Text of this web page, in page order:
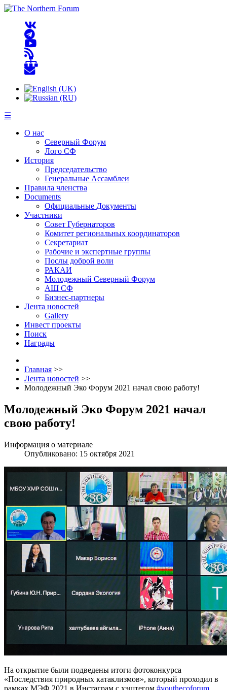
☰
О нас
Северный Форум
Лого СФ
История
Председательство
Генеральные Ассамблеи
Правила членства
Documents
Официальные Документы
Участники
Совет Губернаторов
Комитет региональных координаторов
Секретариат
Рабочие и экспертные группы
Послы доброй воли
РАКАИ
Молодежный Северный Форум
АШ СФ
Бизнес-партнеры
Лента новостей
Gallery
Инвест проекты
Поиск
Награды
Главная >>
Лента новостей >>
Молодежный Эко Форум 2021 начал свою работу!
Молодежный Эко Форум 2021 начал
свою работу!
Информация о материале
Опубликовано: 15 октября 2021
На открытие были подведены итоги фотоконкурса
«Последствия природных катаклизмов», который проходил в
рамках МЭФ 2021 в Инстаграм с хэштегом #youthecoforum.